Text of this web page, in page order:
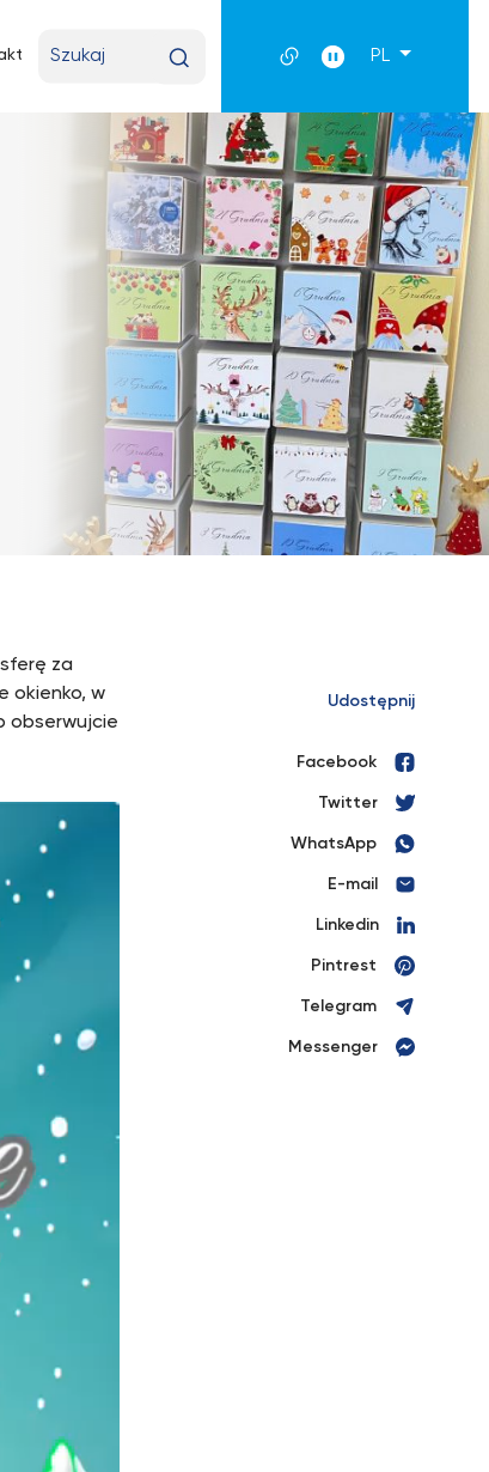
wyszukiwaną
PL
za
okienko, w
obserwujcie
Udostępnij
Facebook
Twitter
WhatsApp
E-mail
Linkedin
Pintrest
Telegram
Messenger